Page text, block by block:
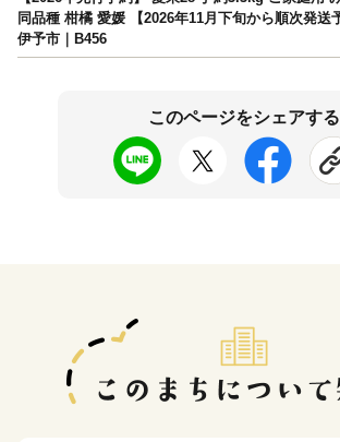
同品種 柑橘 愛媛 【2026年11月下旬から順次発送
伊予市｜B456
このページをシェアする